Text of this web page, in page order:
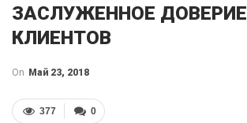
ЗАСЛУЖЕННОЕ ДОВЕРИЕ
КЛИЕНТОВ
On Май 23, 2018
0
377